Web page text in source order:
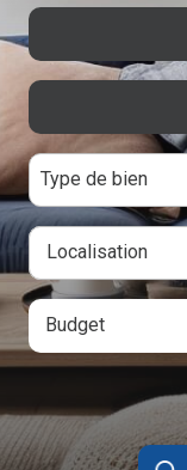
De l'immo pro
De l'immo pro
Type de bien
Budget